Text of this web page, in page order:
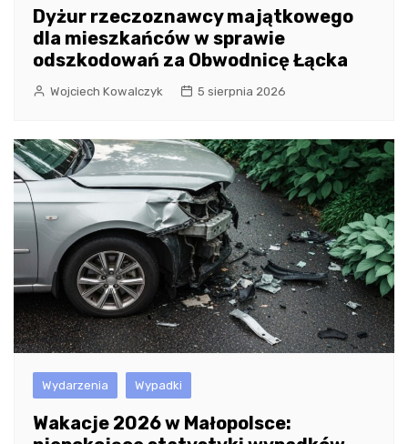
Dyżur rzeczoznawcy majątkowego
dla mieszkańców w sprawie
odszkodowań za Obwodnicę Łącka
Wojciech Kowalczyk 5 sierpnia 2026
Wydarzenia Wypadki
Wakacje 2026 w Małopolsce: